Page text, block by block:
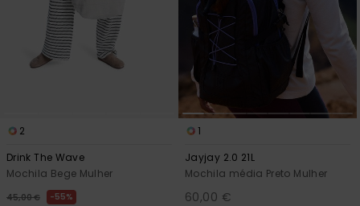
2
Drink The Wave
Mochila Bege Mulher
45,00 € 55%
1
Jayjay 2.0 21L
Mochila média Preto Mulher
60,00 €